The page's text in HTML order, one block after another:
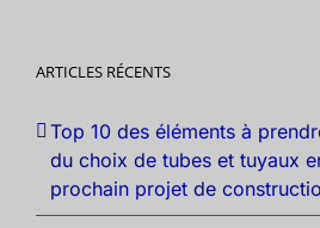
ARTICLES RÉCENTS
Top 10 des éléments à
du choix de tubes et tuyaux
prochain projet de